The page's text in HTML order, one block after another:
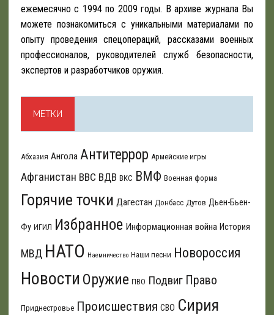
ежемесячно с 1994 по 2009 годы. В архиве журнала Вы
можете познакомиться с уникальными материалами по
опыту проведения спецопераций, рассказами военных
профессионалов, руководителей служб безопасности,
экспертов и разработчиков оружия.
МЕТКИ
Абхазия Ангола Антитеррор Армейские игры
Афганистан ВВС ВДВ ВКС ВМФ Военная форма
Горячие точки Дагестан Донбасс Дутов Дьен-Бьен-
Фу ИГИЛ Избранное Информационная война История
МВД НАТО Наемничество Наши песни Новороссия
Новости Оружие ПВО Подвиг Право
Приднестровье Происшествия СВО Сирия